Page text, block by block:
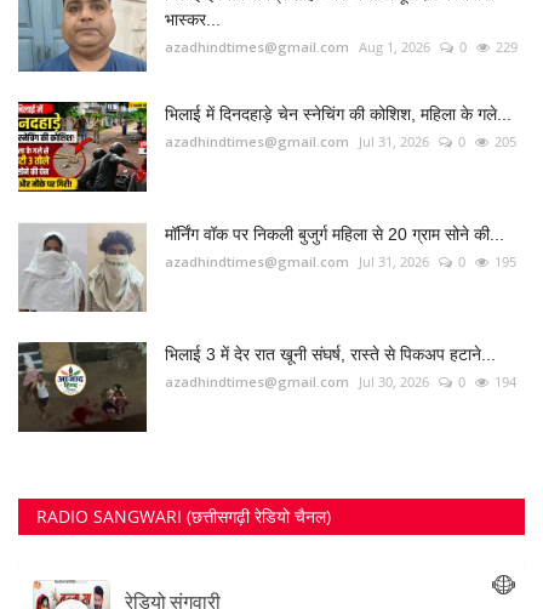
भास्कर...
azadhindtimes@gmail.com Aug 1, 2026 0 229
भिलाई में दिनदहाड़े चेन स्नेचिंग की कोशिश, महिला के गले...
azadhindtimes@gmail.com Jul 31, 2026 0 205
मॉर्निंग वॉक पर निकली बुजुर्ग महिला से 20 ग्राम सोने की...
azadhindtimes@gmail.com Jul 31, 2026 0 195
भिलाई 3 में देर रात खूनी संघर्ष, रास्ते से पिकअप हटाने...
azadhindtimes@gmail.com Jul 30, 2026 0 194
RADIO SANGWARI (छत्तीसगढ़ी रेडियो चैनल)